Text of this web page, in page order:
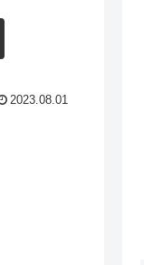
2023.08.01